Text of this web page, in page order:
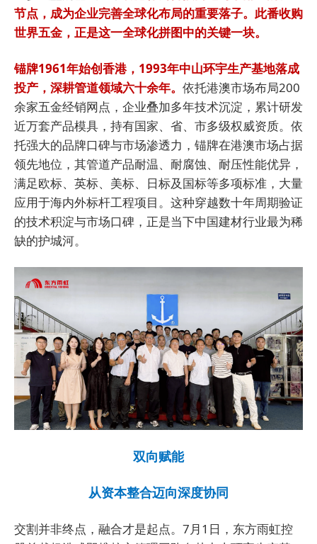
节点，成为企业完善全球化布局的重要落子。此番收购
世界五金，正是这一全球化拼图中的关键一块。
锚牌1961年始创香港，1993年中山环宇生产基地落成
投产，深耕管道领域六十余年。 依托港澳市场布局200
余家五金经销网点，企业叠加多年技术沉淀，累计研发
近万套产品模具，持有国家、省、市多级权威资质。依
托强大的品牌口碑与市场渗透力，锚牌在港澳市场占据
领先地位，其管道产品耐温、耐腐蚀、耐压性能优异，
满足欧标、英标、美标、日标及国标等多项标准，大量
应用于海内外标杆工程项目。这种穿越数十年周期验证
的技术积淀与市场口碑，正是当下中国建材行业最为稀
缺的护城河。
双向赋能
从资本整合迈向深度协同
交割并非终点，融合才是起点。7月1日，东方雨虹控